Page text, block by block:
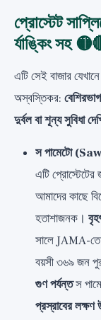
প্রোস্টেট
র্যাঙ্কিং সহ
এটি সেই বাজার
অস্বস্তিকর:
দুর্বল বা শূন্য সুবিধা
স পামেটো
এটি প্রোস্টেটের
আমাদের কাছে
হতাশাজনক।
সালে JAMA-
বয়সী ৩৬৯ জন
গুণ পর্যন্তস
প্রস্রাবের লক্ষণ